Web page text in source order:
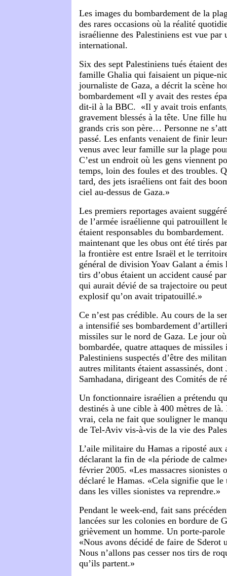
Les images du bombardement de la
des rares occasions où la réalité
israélienne des Palestiniens est vue par
international.
Six des sept Palestiniens tués étaient
famille Ghalia qui faisaient un pique-
journaliste de Gaza, a décrit la scène
bombardement «Il y avait des restes
dit-il à la BBC. «Il y avait trois
gravement blessés à la tête. Une fille
grands cris son père… Personne ne
passé. Les enfants venaient de finir
venus avec leur famille sur la plage
C’est un endroit où les gens viennent
temps, loin des foules et des troubles.
tard, des jets israéliens ont fait des
ciel au-dessus de Gaza.»
Les premiers reportages avaient
de l’armée israélienne qui patrouillent
étaient responsables du
maintenant que les obus ont été tirés
la frontière est entre Israël et le
général de division Yoav Galant a émis
tirs d’obus étaient un accident causé
qui aurait dévié de sa trajectoire ou
explosif qu’on avait tripatouillé.»
Ce n’est pas crédible. Au cours de la
a intensifié ses bombardement
missiles sur le nord de Gaza. Le jour
bombardée, quatre attaques de
Palestiniens suspectés d’être des
autres militants étaient assassinés, dont
Samhadana, dirigeant des Comités de
Un fonctionnaire israélien a prétendu
destinés à une cible à 400 mètres de
vrai, cela ne fait que souligner le
de Tel-Aviv vis-à-vis de la vie des
L’aile militaire du Hamas a riposté aux
déclarant la fin de «la période de
février 2005. «Les massacres sionistes
déclaré le Hamas. «Cela signifie que le
dans les villes sionistes va reprendre.»
Pendant le week-end, fait sans
lancées sur les colonies en bordure de
grièvement un homme. Un porte-
«Nous avons décidé de faire de Sderot
Nous n’allons pas cesser nos tirs de
qu’ils partent.»